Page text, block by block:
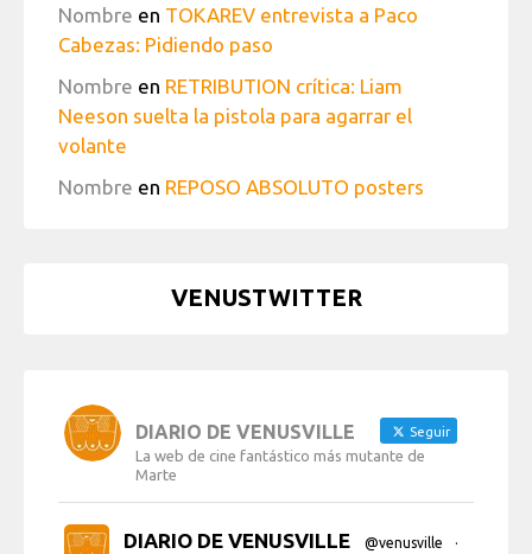
Nombre en TOKAREV entrevista a Paco
Cabezas: Pidiendo paso
Nombre en RETRIBUTION crítica: Liam
Neeson suelta la pistola para agarrar el
volante
Nombre en REPOSO ABSOLUTO posters
VENUSTWITTER
DIARIO DE VENUSVILLE Seguir
La web de cine fantástico más mutante de
Marte
DIARIO DE VENUSVILLE @venusville
·